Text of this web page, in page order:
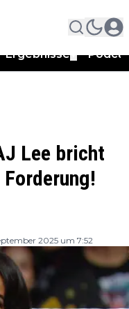
Ergebnisse
Lee bricht
2025 um 7:52